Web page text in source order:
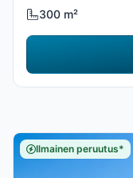
300 m²
Ilmainen peruutus*